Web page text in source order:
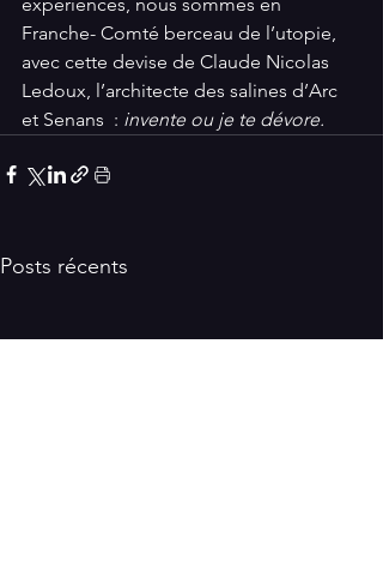
Franche- Comté berceau de l’utopie,
avec cette devise de Claude Nicolas
Ledoux, l’architecte des salines d’Arc
et Senans  : invente ou je te dévore.
Posts récents